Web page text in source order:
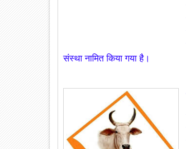
संस्था नामित किया गया है।